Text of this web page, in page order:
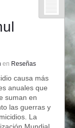
en Reseñas
causa más
anuales que
suman en
las guerras y
La